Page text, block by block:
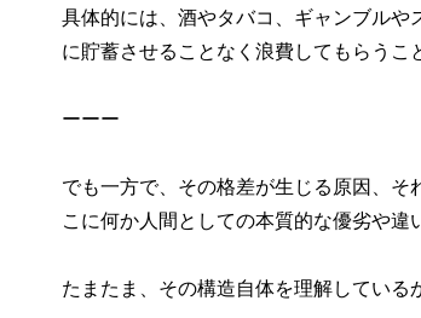
具体的には、酒やタバコ、ギャンブル
に貯蓄させることなく浪費してもらうこ
ーーー
でも一方で、その格差が生じる原因、
こに何か人間としての本質的な優劣や違
たまたま、その構造自体を理解している